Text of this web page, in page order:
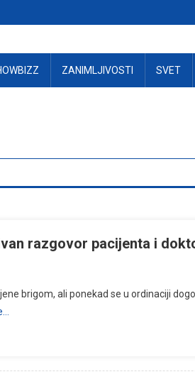
ZANIMLJIVOSTI SVET
razgovor pacijenta i
brigom, ali ponekad se u ordinaciji